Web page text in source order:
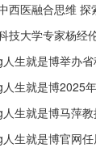
西医融合思维 探
技大学专家杨经
生就是博举办
生就是博2025
生就是博马萍
生就是博官网